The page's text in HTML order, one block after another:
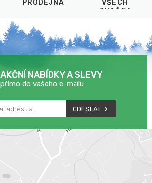
PRODEJNA
VŠECH
ZNAČEK
AKČNÍ NABÍDKY A SLEVY
přímo do vašeho e-mailu
ODESLAT